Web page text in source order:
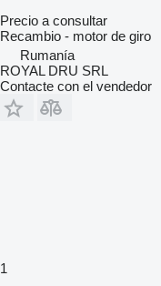
Precio a consultar
Recambio - motor de giro
Rumanía
ROYAL DRU SRL
Contacte con el vendedor
1